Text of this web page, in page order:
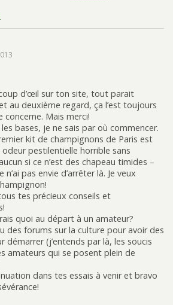
d’œil sur ton site, tout parait
au deuxième regard, ça l’est toujours
concerne. Mais merci!
les bases, je ne sais par où commencer.
kit de champignons de Paris est
pestilentielle horrible sans
si ce n’est des chapeau timides –
n’ai pas envie d’arrêter là. Je veux
tes précieux conseils et
quoi au départ à un amateur?
des forums sur la culture pour avoir des
démarrer (j’entends par là, les soucis
amateurs qui se posent plein de
dans tes essais à venir et bravo